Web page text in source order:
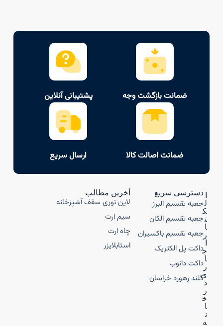
ضمانت بازگشت وجه پشتیبانی آنلاین
ضمانت اصالت کالا ارسال سریع
ل
ک
ت
ا
ر
ج
ا
ر
ی
د
ر
خ
ا
ن
ه‌
دسترسی سریع
جعبه تقسیم البرز
جعبه تقسیم الکان
جعبه تقسیم باکسیران
داکت پل الکتریک
داکت دانوب
گلند رهورد خراسان
آخرین مطالب
لاین نوری سقف آشپزخانه
سیم ارت
چاه ارت
استابلایزر